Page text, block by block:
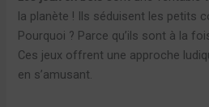
la planète ! Ils séduisent les petits
Pourquoi ? Parce qu’ils sont à la
Ces jeux offrent une approche
en s’amusant.